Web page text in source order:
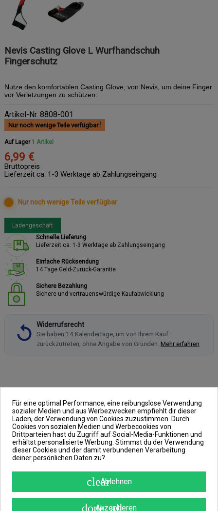
Nevis Casting Glove L Wurfhandschuh
Fingerschutz
Nutze den komfortablen Casting Glove, von Nevis, um deine Finger
vor Verletzungen zu schützen.
Artikel-Nr. 8808-001
Nur noch wenige Teile verfügbar
Auf Lager 1 Artikel
6,99 €
Bruttopreis
Lieferzeit ca. 1-3 Werktage ab Zahlungseingang
Nur noch wenige Teile verfügbar
Ladengeschäft
Schnelle Lieferung
Lieferzeit ca. 1-3 Werktage ab Zahlungseingang
Einfache Rücksendung
14 Tage Geld-Zurück-Garantie
Sichere Bezahlung
Sichere und vertrauenswürdige Kaufabwicklung
Widerrufsrecht
Sie haben 14 Kalendertage, um von Ihrem Kauf
zurückzutreten, ohne Angabe von Gründen. Mehr erfahren
ARTIKELDETAILS
ANGABEN ZUR PRODUKTSICHERHEIT
REVIEWS(0)
Für eine optimal Performance, eine reibungslose Verwendung
sozialer Medien und aus Werbezwecken empfiehlt dir dieser
Laden, der Verwendung von Cookies zuzustimmen. Durch
Cookies von sozialen Medien und Werbecookies von
Drittparteien hast du Zugriff auf Social-Media-Funktionen und
erhältst personalisierte Werbung. Stimmst du der Verwendung
dieser Cookies und der damit verbundenen Verarbeitung
deiner persönlichen Daten zu?
clearAblehnen
done_all
Akzeptieren